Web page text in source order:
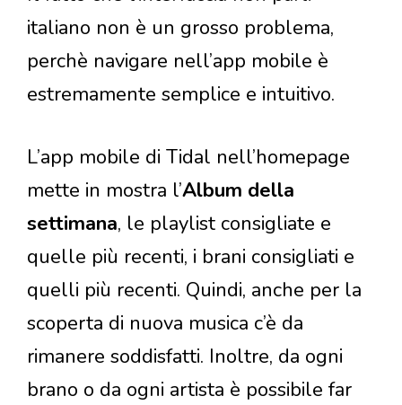
italiano non è un grosso problema,
perchè navigare nell’app mobile è
estremamente semplice e intuitivo.
L’app mobile di Tidal nell’homepage
mette in mostra l’Album della
settimana, le playlist consigliate e
quelle più recenti, i brani consigliati e
quelli più recenti. Quindi, anche per la
scoperta di nuova musica c’è da
rimanere soddisfatti. Inoltre, da ogni
brano o da ogni artista è possibile far